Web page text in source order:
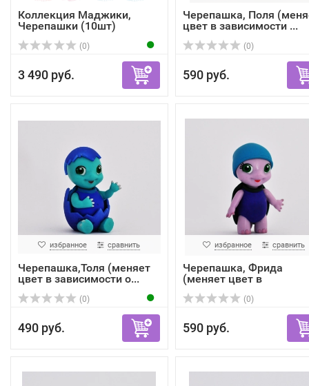
Коллекция Маджики,
Черепашки (10шт)
(0)
3 490 руб.
Черепашка, Поля
цвет в зависимости ...
(0)
590 руб.
избранное сравнить
Черепашка,Толя (меняет
цвет в зависимости о...
(0)
490 руб.
избранное сравнить
Черепашка, Фрида
(меняет цвет в
зависимости...
(0)
590 руб.